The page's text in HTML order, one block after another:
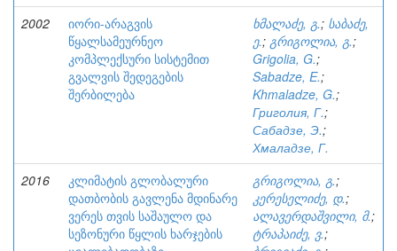
2002
იორი-არაგვის
წყალსამეურნეო
კომპლექსური სისტემით
გვალვის შედეგების
შერბილება
ხმალაძე, გ.; საბაძე,
ე.; გრიგოლია, გ.;
Grigolia, G.;
Sabadze, E.;
Khmaladze, G.;
Григолия, Г.;
Сабадзе, Э.;
Хмаладзе, Г.
2016
კლიმატის გლობალური
დათბობის გავლენა მდინარე
ვერეს თვის საშაულო და
სეზონური წყლის ხარჯების
გრიგოლია, გ.;
კერესელიძე, დ.;
ალავერდაშვილი, მ.;
ტრაპაიძე, ვ.;